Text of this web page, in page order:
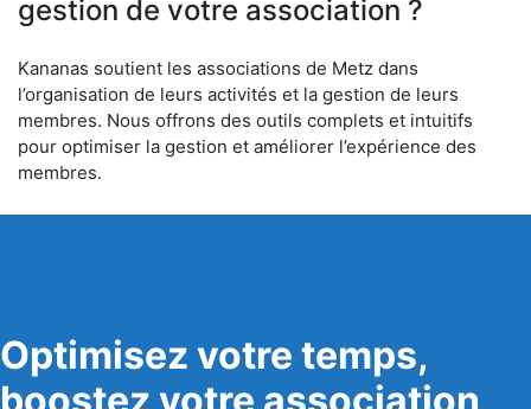
gestion de votre association ?
Kananas soutient les associations de Metz dans
l’organisation de leurs activités et la gestion de leurs
membres. Nous offrons des outils complets et intuitifs
pour optimiser la gestion et améliorer l’expérience des
membres.
Optimisez votre temps,